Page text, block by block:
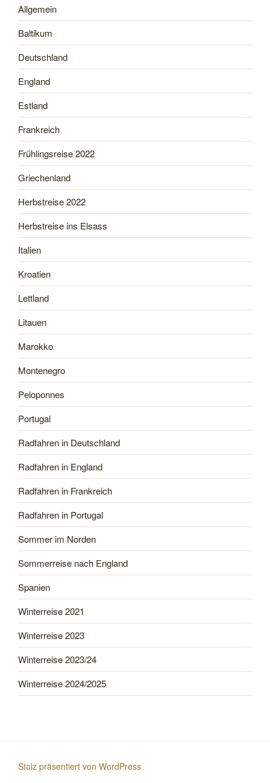
Allgemein
Baltikum
Deutschland
England
Estland
Frankreich
Frühlingsreise 2022
Griechenland
Herbstreise 2022
Herbstreise ins Elsass
Italien
Kroatien
Lettland
Litauen
Marokko
Montenegro
Peloponnes
Portugal
Radfahren in Deutschland
Radfahren in England
Radfahren in Frankreich
Radfahren in Portugal
Sommer im Norden
Sommerreise nach England
Spanien
Winterreise 2021
Winterreise 2023
Winterreise 2023/24
Winterreise 2024/2025
Stolz präsentiert von WordPress